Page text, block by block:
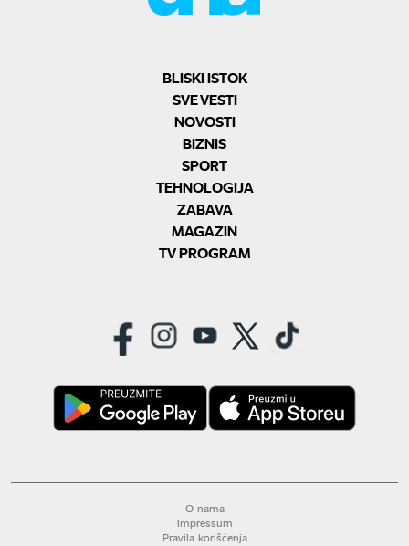
BLISKI ISTOK
SVE VESTI
NOVOSTI
BIZNIS
SPORT
TEHNOLOGIJA
ZABAVA
MAGAZIN
TV PROGRAM
O nama
Impressum
Pravila korišćenja